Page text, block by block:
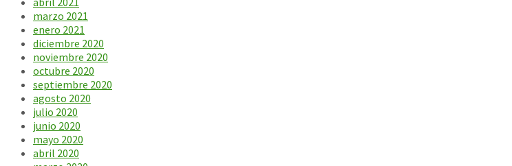
marzo 2021
enero 2021
diciembre 2020
noviembre 2020
octubre 2020
septiembre 2020
agosto 2020
julio 2020
junio 2020
mayo 2020
abril 2020